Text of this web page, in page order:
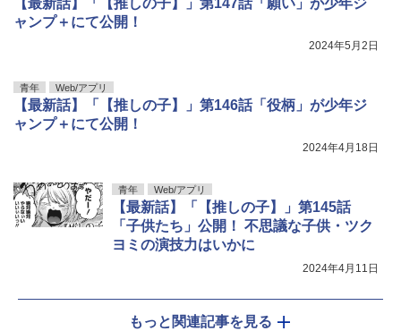
【最新話】「【推しの子】」第147話「願い」が少年ジ
ャンプ＋にて公開！
2024年5月2日
青年 Web/アプリ
【最新話】「【推しの子】」第146話「役柄」が少年ジ
ャンプ＋にて公開！
2024年4月18日
青年 Web/アプリ
【最新話】「【推しの子】」第145話
「子供たち」公開！ 不思議な子供・ツク
ヨミの演技力はいかに
2024年4月11日
もっと関連記事を見る